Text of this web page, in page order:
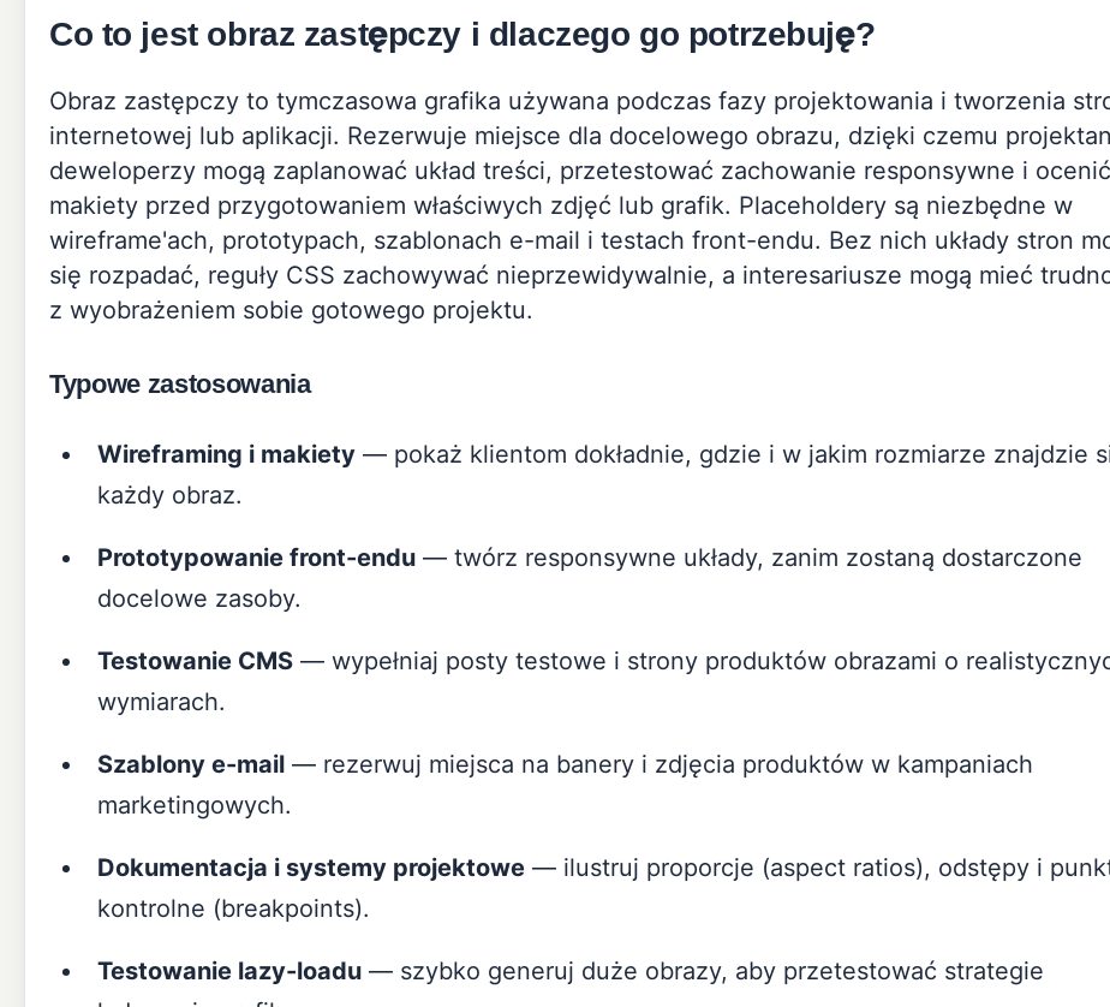
Co to jest obraz zastępczy i dlaczego go potrzebuję?
Obraz zastępczy to tymczasowa grafika używana podczas fazy projektowania i tworzenia
internetowej lub aplikacji. Rezerwuje miejsce dla docelowego obrazu, dzięki czemu
deweloperzy mogą zaplanować układ treści, przetestować zachowanie responsywne i ocenić
makiety przed przygotowaniem właściwych zdjęć lub grafik. Placeholdery są niezbędne w
wireframe'ach, prototypach, szablonach e-mail i testach front-endu. Bez nich układy stron
się rozpadać, reguły CSS zachowywać nieprzewidywalnie, a interesariusze mogą mieć
z wyobrażeniem sobie gotowego projektu.
Typowe zastosowania
Wireframing i makiety — pokaż klientom dokładnie, gdzie i w jakim rozmiarze znajdzie
każdy obraz.
Prototypowanie front-endu — twórz responsywne układy, zanim zostaną dostarczone
docelowe zasoby.
Testowanie CMS — wypełniaj posty testowe i strony produktów obrazami o
wymiarach.
Szablony e-mail — rezerwuj miejsca na banery i zdjęcia produktów w kampaniach
marketingowych.
Dokumentacja i systemy projektowe — ilustruj proporcje (aspect ratios), odstępy i
kontrolne (breakpoints).
Testowanie lazy-loadu — szybko generuj duże obrazy, aby przetestować strategie